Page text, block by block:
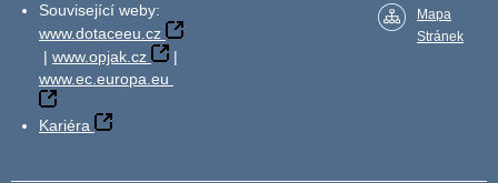
Související weby:
www.dotaceeu.cz
| www.opjak.cz
|
www.ec.europa.eu
Kariéra
Mapa
Stránek